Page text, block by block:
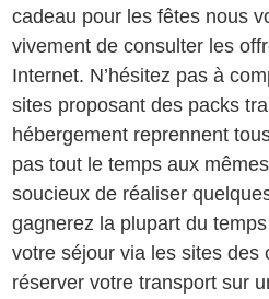
cadeau pour les fêtes nous
vivement de consulter les
Internet. N’hésitez pas à
sites proposant des packs
hébergement reprennent
pas tout le temps aux
soucieux de réaliser
gagnerez la plupart du
votre séjour via les sites des
réserver votre transport sur